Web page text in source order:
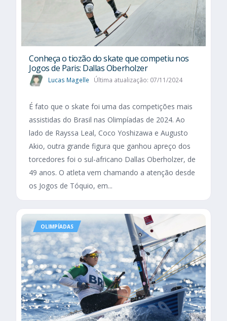
Conheça o tiozão do skate que competiu nos
Jogos de Paris: Dallas Oberholzer
Lucas Magelle Última atualização: 07/11/2024
É fato que o skate foi uma das competições mais
assistidas do Brasil nas Olimpíadas de 2024. Ao
lado de Rayssa Leal, Coco Yoshizawa e Augusto
Akio, outra grande figura que ganhou apreço dos
torcedores foi o sul-africano Dallas Oberholzer, de
49 anos. O atleta vem chamando a atenção desde
os Jogos de Tóquio, em...
OLIMPÍADAS